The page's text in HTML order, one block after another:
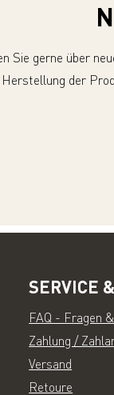
Sie gerne über
der
SERVICE
FAQ - Fragen
Zahlung /
Versand
Retoure